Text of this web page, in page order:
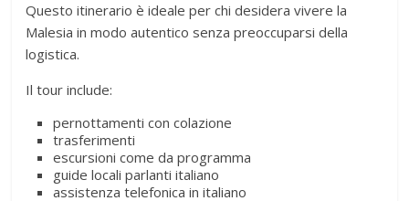
Questo itinerario è ideale per chi desidera vivere la
Malesia in modo autentico senza preoccuparsi della
logistica.
Il tour include:
pernottamenti con colazione
trasferimenti
escursioni come da programma
guide locali parlanti italiano
assistenza telefonica in italiano